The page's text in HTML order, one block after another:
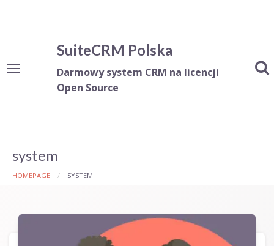
SuiteCRM Polska
Darmowy system CRM na licencji
Open Source
system
HOMEPAGE SYSTEM